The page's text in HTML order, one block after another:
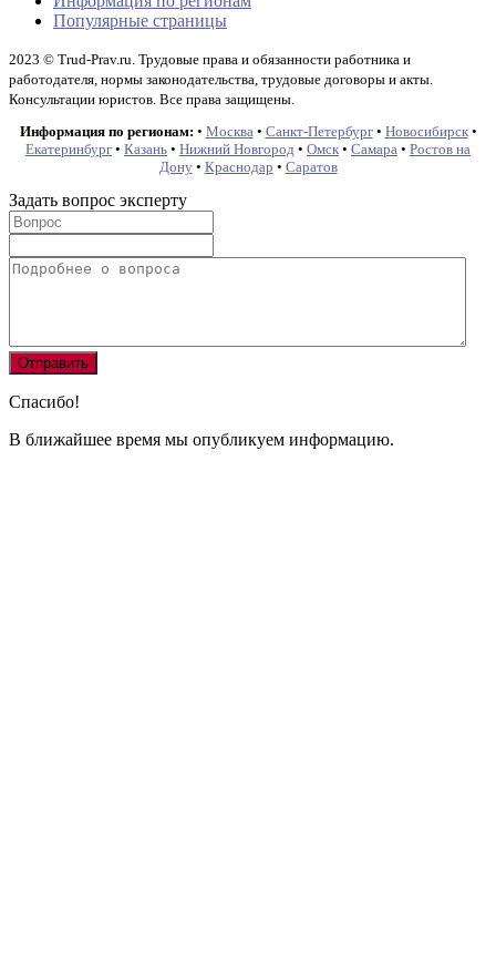
Популярные страницы
2023 © Trud-Prav.ru. Трудовые права и обязанности работника и
работодателя, нормы законодательства, трудовые договоры и акты.
Консультации юристов. Все права защищены.
Информация по регионам: • Москва• Санкт-Петербург• Новосибирск•
Екатеринбург • Казань • Нижний Новгород • Омск • Самара • Ростов на
Дону• Краснодар • Саратов
Задать вопрос эксперту
Спасибо!
В ближайшее время мы опубликуем информацию.